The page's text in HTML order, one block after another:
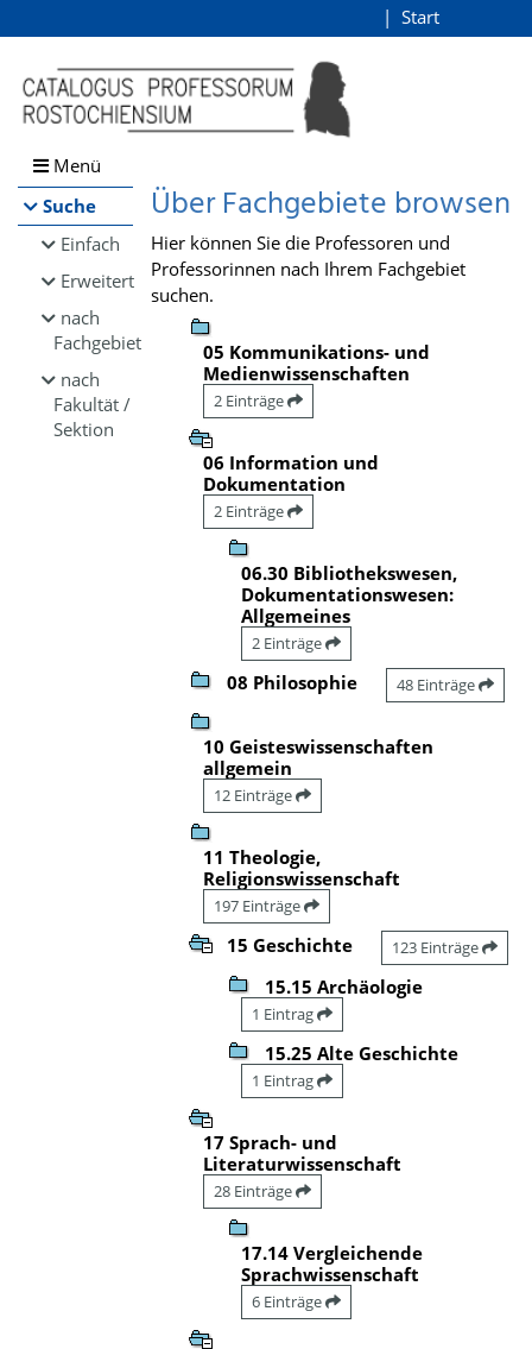
Browsen
direkt zum Inhalt
Start
Menü
Suche
Einfach
Erweitert
nach
Fachgebiet
nach
Fakultät /
Sektion
Über Fachgebiete browsen
Hier können Sie die Professoren und
Professorinnen nach Ihrem Fachgebiet
suchen.
05 Kommunikations- und
Medienwissenschaften
2 Einträge
06 Information und
Dokumentation
2 Einträge
06.30 Bibliothekswesen,
Dokumentationswesen:
Allgemeines
2 Einträge
08 Philosophie 48 Einträge
10 Geisteswissenschaften
allgemein
12 Einträge
11 Theologie,
Religionswissenschaft
197 Einträge
15 Geschichte 123 Einträge
15.15 Archäologie
1 Eintrag
15.25 Alte Geschichte
1 Eintrag
17 Sprach- und
Literaturwissenschaft
28 Einträge
17.14 Vergleichende
Sprachwissenschaft
6 Einträge